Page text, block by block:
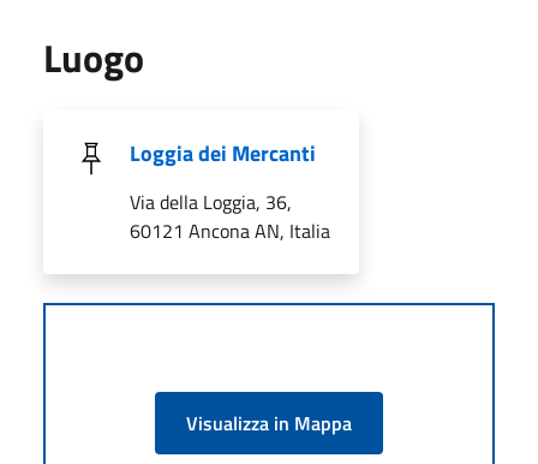
Luogo
Loggia dei Mercanti
Via della Loggia, 36,
60121 Ancona AN, Italia
Visualizza in Mappa